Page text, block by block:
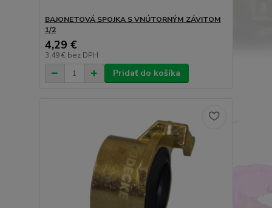
BAJONETOVÁ SPOJKA S VNÚTORNÝM ZÁVITOM
1/2
4,29 €
3,49 € bez DPH
Pridať do košíka